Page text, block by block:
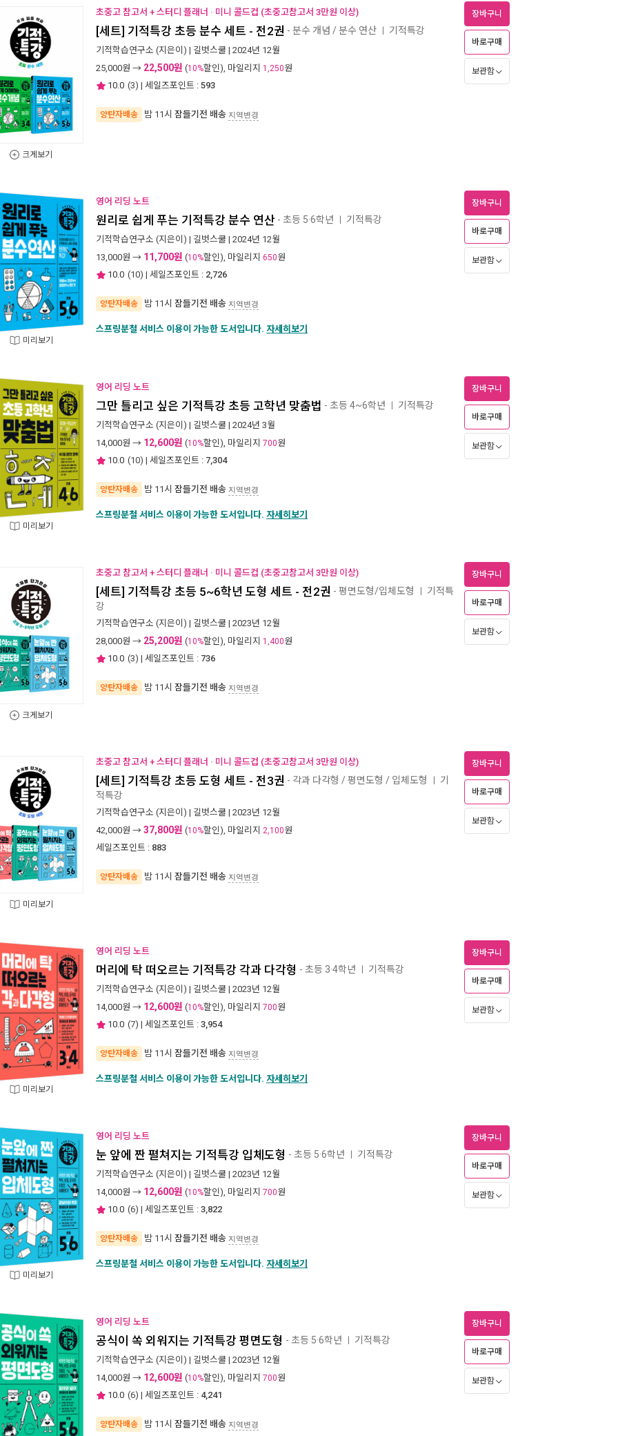
크게보기
초중고 참고서 + 스터디 플래너 · 미니 콜드컵 (초중고참고서 3만원 이상)
[세트] 기적특강 초등 분수 세트 - 전2권 - 분수 개념 / 분수 연산 기적특강
기적학습연구소 (지은이) | 길벗스쿨 | 2024년 12월
25,000원 → 22,500원 (10%할인), 마일리지 1,250원
10.0 (3) | 세일즈포인트 : 593
양탄자배송 밤 11시 잠들기전 배송 지역변경
장바구니
바로구매
보관함
미리보기
영어 리딩 노트
원리로 쉽게 푸는 기적특강 분수 연산 - 초등 5·6학년 기적특강
기적학습연구소 (지은이) | 길벗스쿨 | 2024년 12월
13,000원 → 11,700원 (10%할인), 마일리지 650원
10.0 (10) | 세일즈포인트 : 2,726
양탄자배송 밤 11시 잠들기전 배송 지역변경
장바구니
바로구매
보관함
스프링분철 서비스 이용이 가능한 도서입니다. 자세히보기
미리보기
영어 리딩 노트
그만 틀리고 싶은 기적특강 초등 고학년 맞춤법 - 초등 4~6학년 기적특강
기적학습연구소 (지은이) | 길벗스쿨 | 2024년 3월
14,000원 → 12,600원 (10%할인), 마일리지 700원
10.0 (10) | 세일즈포인트 : 7,304
양탄자배송 밤 11시 잠들기전 배송 지역변경
장바구니
바로구매
보관함
스프링분철 서비스 이용이 가능한 도서입니다. 자세히보기
크게보기
초중고 참고서 + 스터디 플래너 · 미니 콜드컵 (초중고참고서 3만원 이상)
[세트] 기적특강 초등 5~6학년 도형 세트 - 전2권 - 평면도형/입체도형 기적특
강
기적학습연구소 (지은이) | 길벗스쿨 | 2023년 12월
28,000원 → 25,200원 (10%할인), 마일리지 1,400원
10.0 (3) | 세일즈포인트 : 736
양탄자배송 밤 11시 잠들기전 배송 지역변경
장바구니
바로구매
보관함
미리보기
초중고 참고서 + 스터디 플래너 · 미니 콜드컵 (초중고참고서 3만원 이상)
[세트] 기적특강 초등 도형 세트 - 전3권 - 각과 다각형 / 평면도형 / 입체도형 기
적특강
기적학습연구소 (지은이) | 길벗스쿨 | 2023년 12월
42,000원 → 37,800원 (10%할인), 마일리지 2,100원
세일즈포인트 : 883
양탄자배송 밤 11시 잠들기전 배송 지역변경
장바구니
바로구매
보관함
미리보기
영어 리딩 노트
머리에 탁 떠오르는 기적특강 각과 다각형 - 초등 3·4학년 기적특강
기적학습연구소 (지은이) | 길벗스쿨 | 2023년 12월
14,000원 → 12,600원 (10%할인), 마일리지 700원
10.0 (7) | 세일즈포인트 : 3,954
양탄자배송 밤 11시 잠들기전 배송 지역변경
장바구니
바로구매
보관함
스프링분철 서비스 이용이 가능한 도서입니다. 자세히보기
미리보기
영어 리딩 노트
눈 앞에 짠 펼쳐지는 기적특강 입체도형 - 초등 5·6학년 기적특강
기적학습연구소 (지은이) | 길벗스쿨 | 2023년 12월
14,000원 → 12,600원 (10%할인), 마일리지 700원
10.0 (6) | 세일즈포인트 : 3,822
양탄자배송 밤 11시 잠들기전 배송 지역변경
장바구니
바로구매
보관함
스프링분철 서비스 이용이 가능한 도서입니다. 자세히보기
영어 리딩 노트
공식이 쏙 외워지는 기적특강 평면도형 - 초등 5·6학년 기적특강
기적학습연구소 (지은이) | 길벗스쿨 | 2023년 12월
14,000원 → 12,600원 (10%할인), 마일리지 700원
10.0 (6) | 세일즈포인트 : 4,241
양탄자배송 밤 11시 잠들기전 배송 지역변경
장바구니
바로구매
보관함